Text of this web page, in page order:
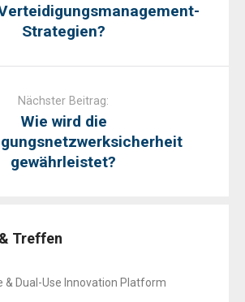
Strategien?
Nächster Beitrag:
Wie wird die
gewährleistet?
Treffen
& Dual-Use Innovation Platform